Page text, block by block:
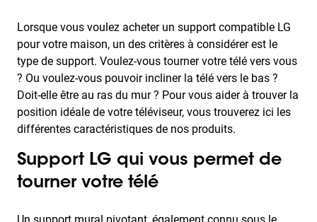
Lorsque vous voulez acheter un support compatible LG
pour votre maison, un des critères à considérer est le
type de support. Voulez-vous tourner votre télé vers vous
? Ou voulez-vous pouvoir incliner la télé vers le bas ?
Doit-elle être au ras du mur ? Pour vous aider à trouver la
position idéale de votre téléviseur, vous trouverez ici les
différentes caractéristiques de nos produits.
Support LG qui vous permet de
tourner votre télé